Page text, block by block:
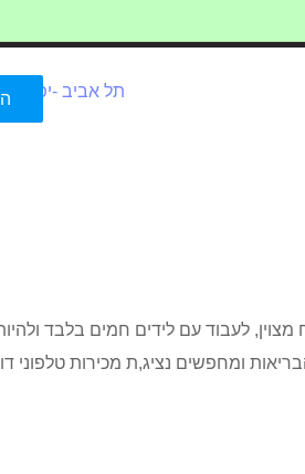
תל אביב -יפו
ומחפשים נציג,ת מכירות טלפוני